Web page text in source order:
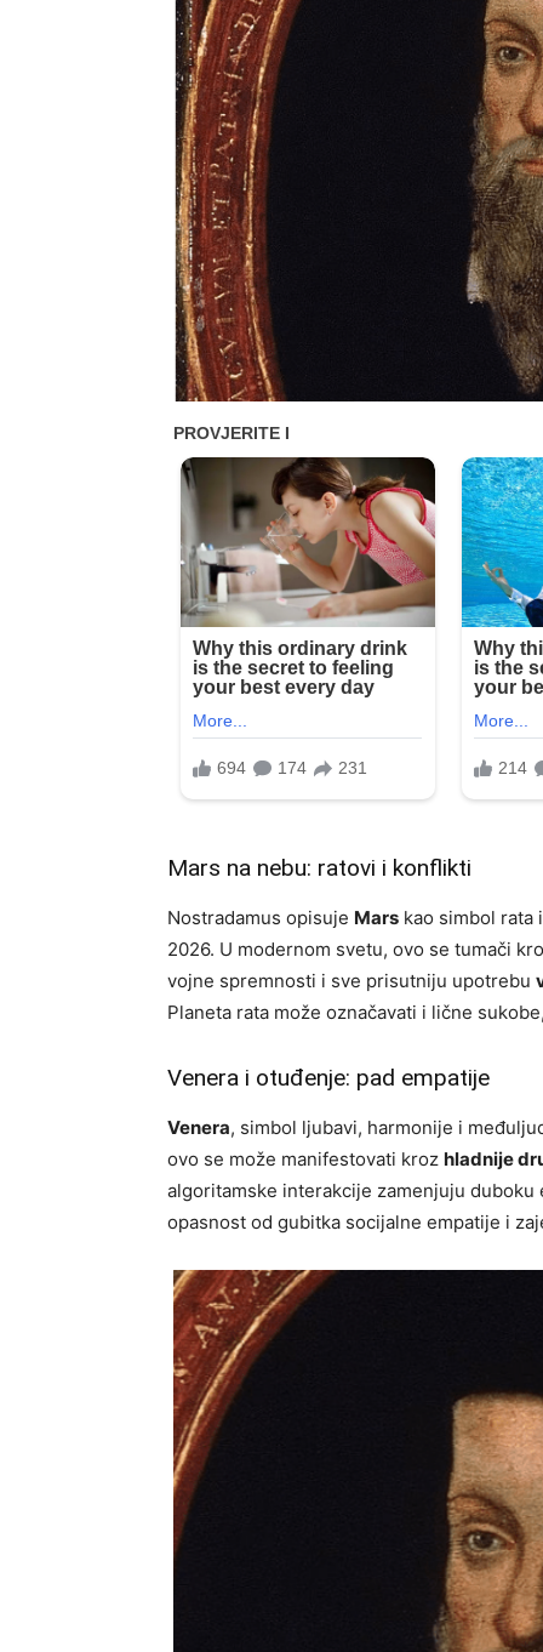
Mars na nebu: ratovi i konflikti
Nostradamus opisuje Mars kao simbol rata
2026. U modernom svetu, ovo se tumači
vojne spremnosti i sve prisutniju upotrebu
Planeta rata može označavati i lične
Venera i otuđenje: pad empatije
Venera, simbol ljubavi, harmonije i
ovo se može manifestovati kroz hladnije
algoritamske interakcije zamenjuju
opasnost od gubitka socijalne empatije i